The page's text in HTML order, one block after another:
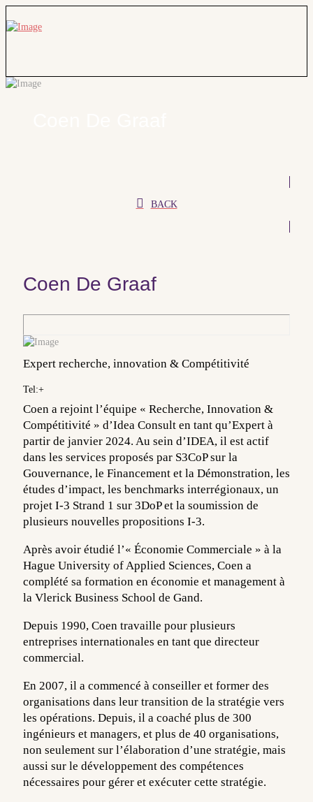
BACK
Coen De Graaf
Expert recherche, innovation & Compétitivité
Tel:+
Coen a rejoint l’équipe « Recherche, Innovation &
Compétitivité » d’Idea Consult en tant qu’Expert à
partir de janvier 2024. Au sein d’IDEA, il est actif
dans les services proposés par S3CoP sur la
Gouvernance, le Financement et la Démonstration, les
études d’impact, les benchmarks interrégionaux, un
projet I-3 Strand 1 sur 3DoP et la soumission de
plusieurs nouvelles propositions I-3.
Après avoir étudié l’« Économie Commerciale » à la
Hague University of Applied Sciences, Coen a
complété sa formation en économie et management à
la Vlerick Business School de Gand.
Depuis 1990, Coen travaille pour plusieurs
entreprises internationales en tant que directeur
commercial.
En 2007, il a commencé à conseiller et former des
organisations dans leur transition de la stratégie vers
les opérations. Depuis, il a coaché plus de 300
ingénieurs et managers, et plus de 40 organisations,
non seulement sur l’élaboration d’une stratégie, mais
aussi sur le développement des compétences
nécessaires pour gérer et exécuter cette stratégie.